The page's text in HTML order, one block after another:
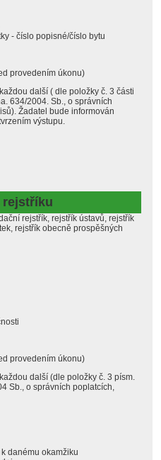
- číslo popisné/číslo bytu
provedením úkonu)
další ( dle položky č. 3 části
634/2004. Sb., o správních
Žadatel bude informován
výstupu.
rejstříku
rejstřík, rejstřík ústavů, rejstřík
rejstřík obecně prospěšných
provedením úkonu)
další (dle položky č. 3 písm.
Sb., o správních poplatcích,
danému okamžiku